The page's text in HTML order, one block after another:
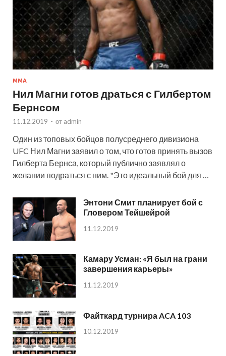
MMA
Нил Магни готов драться с Гилбертом
Бернсом
11.12.2019 - от admin
Один из топовых бойцов полусреднего дивизиона
UFC Нил Магни заявил о том, что готов принять вызов
Гилберта Бернса, который публично заявлял о
желании подраться с ним. "Это идеальный бой для …
Энтони Смит планирует бой с
Гловером Тейшейрой
11.12.2019
Камару Усман: «Я был на грани
завершения карьеры»
11.12.2019
Файткард турнира ACA 103
10.12.2019